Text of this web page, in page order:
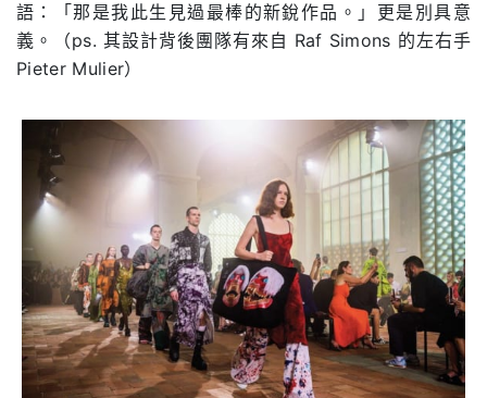
語：「那是我此生見過最棒的新銳作品。」更是別具意
義。（ps. 其設計背後團隊有來自 Raf Simons 的左右手
Pieter Mulier）